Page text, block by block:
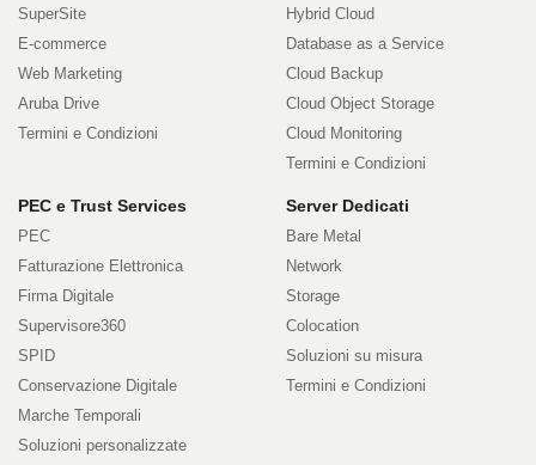
SuperSite
E-commerce
Web Marketing
Aruba Drive
Termini e Condizioni
Hybrid Cloud
Database as a Service
Cloud Backup
Cloud Object Storage
Cloud Monitoring
Termini e Condizioni
PEC e Trust Services
PEC
Fatturazione Elettronica
Firma Digitale
Supervisore360
SPID
Conservazione Digitale
Marche Temporali
Soluzioni personalizzate
Server Dedicati
Bare Metal
Network
Storage
Colocation
Soluzioni su misura
Termini e Condizioni